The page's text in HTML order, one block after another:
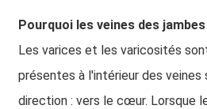
Pourquoi les veines des
Les varices et les varicosités
présentes à l'intérieur des veines
direction : vers le cœur. Lorsque